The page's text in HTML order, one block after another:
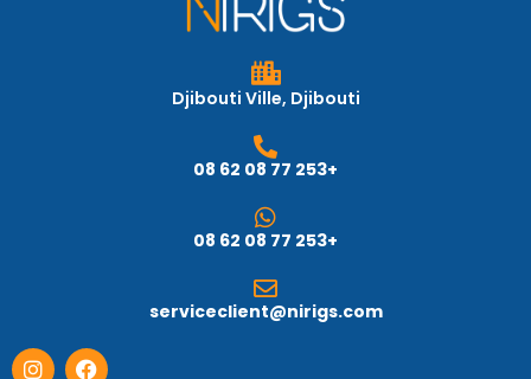
Djibouti Ville, Djibouti
+253 77 08 62 08
+253 77 08 62 08
serviceclient@nirigs.com